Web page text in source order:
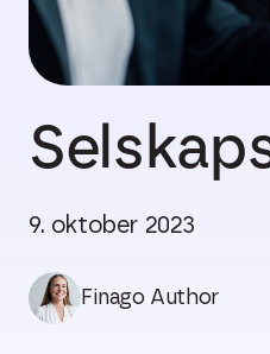
9. oktober 2023
Finago Author